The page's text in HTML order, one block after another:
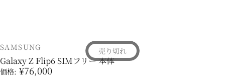
売り切れ
販売業者
SAMSUNG
Galaxy Z Flip6 SIMフリー 本体
価格: ¥76,000